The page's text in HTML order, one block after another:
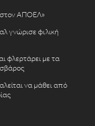
στον ΑΠΟΕΛ»
γνώρισε φιλική
φλερτάρει με τα
να μάθει από